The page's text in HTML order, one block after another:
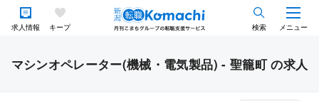
求人情報 キープ 検索 メニュー
マシンオペレーター(機械・電気製品) - 聖籠町 の求人